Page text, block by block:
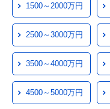
1500～2000万円
2500～3000万円
3500～4000万円
4500～5000万円